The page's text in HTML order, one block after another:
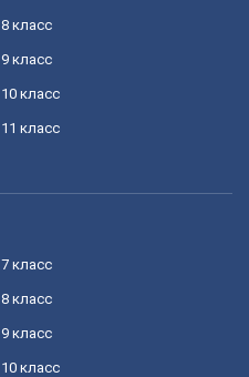
8 класс
9 класс
10 класс
11 класс
7 класс
8 класс
9 класс
10 класс